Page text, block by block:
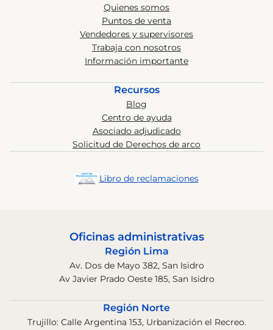
Quienes somos
Puntos de venta
Vendedores y supervisores
Trabaja con nosotros
Información importante
Recursos
Blog
Centro de ayuda
Asociado adjudicado
Solicitud de Derechos de arco
Libro de reclamaciones
Oficinas administrativas
Región Lima
Av. Dos de Mayo 382, San Isidro
Av Javier Prado Oeste 185, San Isidro
Región Norte
Trujillo: Calle Argentina 153, Urbanización el Recreo.